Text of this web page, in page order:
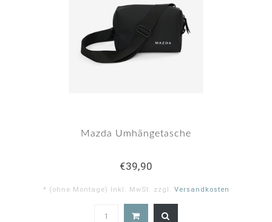
Mazda Umhängetasche
€39,90
* (ohne Montage) Inkl. MwSt. zzgl. Versandkosten